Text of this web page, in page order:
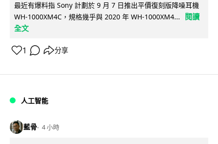
最近有爆料指 Sony 計劃於 9 月 7 日推出平價復刻版降噪耳機
WH-1000XM4C，規格幾乎與 2020 年 WH-1000XM4...
閱讀
全文
1 分享
人工智能
藍骨 4 小時